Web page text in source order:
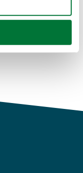
activamente
(huellas
se procesan sus
sitio web con
y análisis